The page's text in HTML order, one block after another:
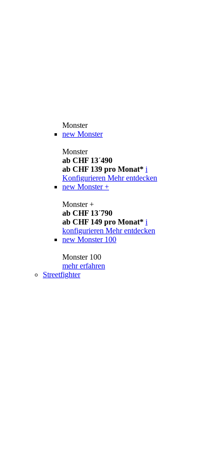
Monster
new Monster
Monster
ab CHF 13´490
ab CHF 139 pro Monat* i
Konfigurieren Mehr entdecken
new Monster +
Monster +
ab CHF 13´790
ab CHF 149 pro Monat* i
konfigurieren Mehr entdecken
new Monster 100
Monster 100
mehr erfahren
Streetfighter